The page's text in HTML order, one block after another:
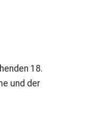
18.
und der